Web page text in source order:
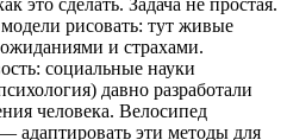
это сделать. Задача не простая.
рисовать: тут живые
и страхами.
социальные науки
давно разработали
человека. Велосипед
адаптировать эти методы для